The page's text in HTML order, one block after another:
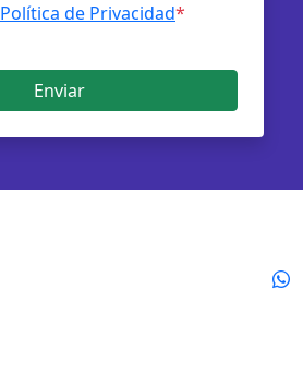
Política de Privacidad*
Enviar